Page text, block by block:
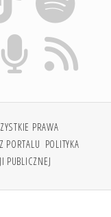
PRAWA
PORTALU POLITYKA
PUBLICZNEJ